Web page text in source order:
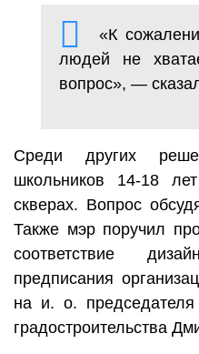
«К
людей не
вопрос», —
Среди других
школьников 14-18
скверах. Вопрос
Также мэр поручил
соответствие
предписания
на и. о. председателя
градостроительства